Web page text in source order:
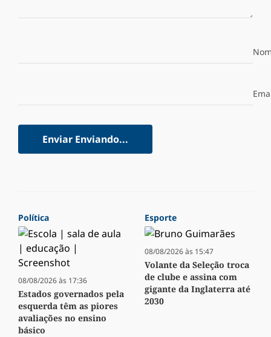
Enviar Enviando...
Política
08/08/2026 às 17:36
Estados governados pela
esquerda têm as piores
avaliações no ensino
básico
Esporte
08/08/2026 às 15:47
Volante da Seleção troca
de clube e assina com
gigante da Inglaterra até
2030